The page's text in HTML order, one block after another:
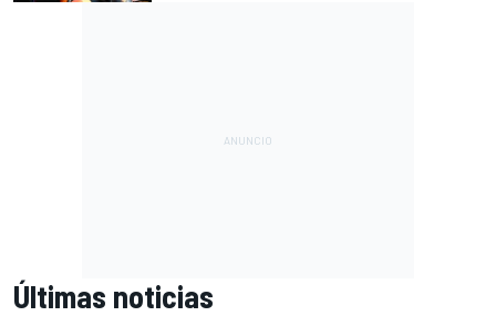
Últimas noticias